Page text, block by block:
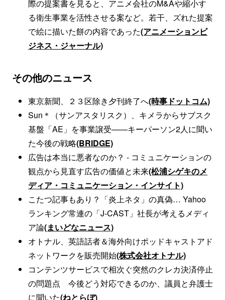
際の提案書を見ると、アニメ会社のM&Aや縮小す
る衛生事業を活性させる案など。若干、ズれた提案
で絵に描いた餅の内容であった(アニメーションビ
ジネス・ジャーナル)
その他のニュース
東京新聞、２３区除き夕刊終了へ(時事ドットコム)
Sun＊（サンアスタリスク）、キメラからサブスク
基盤「AE」を事業譲受——キーパーソン2人に聞い
た今後の戦略(BRIDGE)
広告は本当に悪者なのか？ - コミュニケーションの
観点から見直す広告の価値と未来(松浦シゲキのメ
ディア・コミュニケーション・インサイト)
こたつ記事もあり？「炎上ネタ」の真偽… Yahoo
ランキング常連の「J-CAST」社長が考えるメディ
ア論(まいどなニュース)
オトナル、英語話者＆海外向けポッドキャストアド
ネットワークを販売開始(株式会社オトナル)
コンテンツサービスで相次ぐ突然のクレカ決済停止
の問題点 今後どう対応できるのか、議員と弁護士
に聞いた(ねとらぼ)